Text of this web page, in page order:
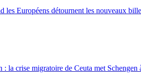
les Européens détournent les nouveaux
: la crise migratoire de Ceuta met Schengen